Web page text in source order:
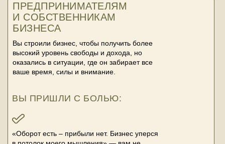
ПРЕДПРИНИМАТЕЛЯМ
И СОБСТВЕННИКАМ
БИЗНЕСА
ВЫ ПРИШЛИ С БОЛЬЮ:
Вы строили бизнес, чтобы получить более
высокий уровень свободы и дохода, но
оказались в ситуации, где он забирает все
ваше время, силы и внимание.
«Оборот есть – прибыли нет. Бизнес уперся